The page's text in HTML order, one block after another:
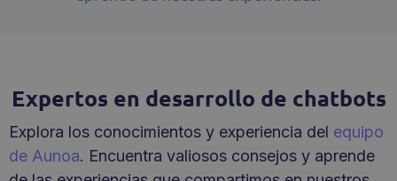
Expertos en desarrollo de chatbots
Explora los conocimientos y experiencia del equipo
de Aunoa. Encuentra valiosos consejos y aprende